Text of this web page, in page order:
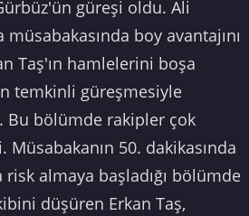
güreşi oldu. Ali
boy avantajını
Taş'ın hamlelerini boşa
temkinli güreşmesiyle
Bu bölümde rakipler çok
50. dakikasında
almaya başladığı bölümde
düşüren Erkan Taş,